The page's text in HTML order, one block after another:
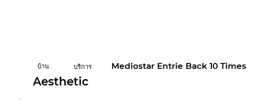
บ้าน บริการ Mediostar Entrie Back 10 Times
Aesthetic